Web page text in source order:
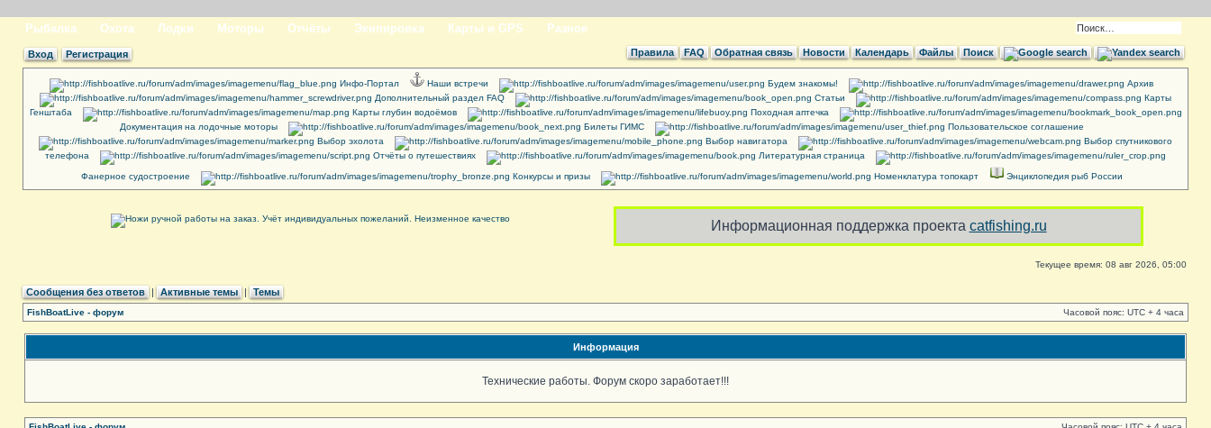
Рыбалка Охота Лодки Моторы Отчёты Экипировка Карты и GPS Разное
Вход Регистрация Правила FAQ Обратная связь Новости Календарь Файлы Поиск
Инфо-Портал Наши встречи Будем знакомы!
Архив
Дополнительный раздел FAQ
Cтатьи
Карты
Генштаба
Карты глубин водоёмов
Походная аптечка
Документация на лодочные моторы
Билеты ГИМС
Пользовательское соглашение
Выбор эхолота
Выбор навигатора
Выбор спутникового
телефона
Отчёты о путешествиях Литературная страница
Фанерное судостроение Конкурсы и призы Номенклатура топокарт Энциклопедия рыб России
Информационная поддержка проекта catfishing.ru
Текущее время: 08 авг 2026, 05:00
Сообщения без ответов | Активные темы | Темы
FishBoatLive - форум Часовой пояс: UTC + 4 часа
Информация
Технические работы. Форум скоро заработает!!!